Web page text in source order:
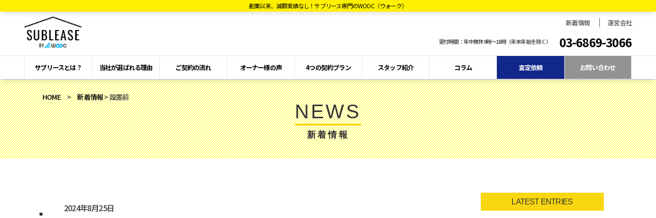
創業以来、減額実績なし！サブリース専門のWOOC（ウォーク）
新着情報 運営会社
受付時間：年中無休9時〜18時（年末年始を除く） 03-6869-3066
サブリースとは？ 当社が選ばれる理由 ご契約の流れ オーナー様の声 4つの契約プラン スタッフ紹介 コラム 査定依頼 お問い合わせ
HOME>新着情報> 設置前
NEWS
新着情報
2024年8月25日
LATEST ENTRIES